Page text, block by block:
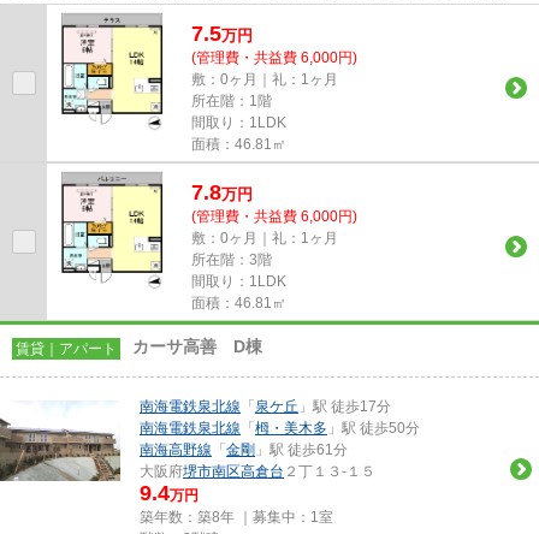
す。こちらの物件はアパート...
7.5万円
(管理費・共益費 6,000円)
敷：0ヶ月｜礼：1ヶ月
所在階：1階
間取り：1LDK
面積：46.81㎡
7.8万円
(管理費・共益費 6,000円)
敷：0ヶ月｜礼：1ヶ月
所在階：3階
間取り：1LDK
面積：46.81㎡
賃貸｜アパート カーサ高善 D棟
南海電鉄泉北線 「 泉ケ丘 」駅 徒歩17分
南海電鉄泉北線 「 栂・美木多 」駅 徒歩50分
南海高野線 「 金剛 」駅 徒歩61分
大阪府堺市南区高倉台 ２丁１３-１５
9.4万円
築年数：築8年 ｜募集中： 1室